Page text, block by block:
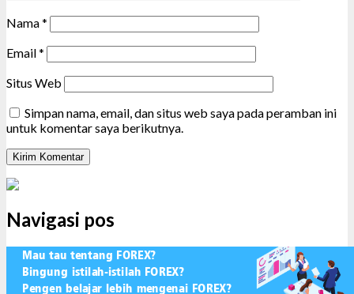
Nama*
Email*
Situs Web
Simpan nama, email, dan situs web saya pada peramban ini
untuk komentar saya berikutnya.
Navigasi pos